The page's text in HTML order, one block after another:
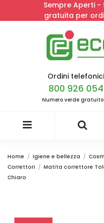
Sempre Aperti -
gratuita per
Ordini
800 926 054
Numero verde gratuito
Home Igiene e bellezza
Correttori
Matita correttore
Chiaro